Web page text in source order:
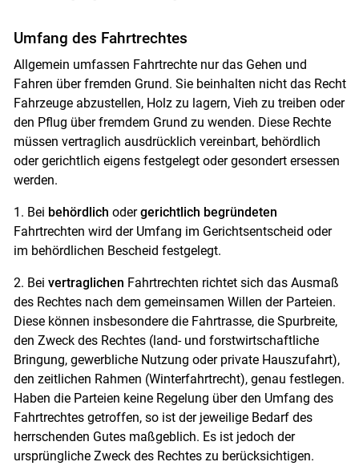
Umfang des Fahrtrechtes
Allgemein umfassen Fahrtrechte nur das Gehen und
Fahren über fremden Grund. Sie beinhalten nicht das Recht
Fahrzeuge abzustellen, Holz zu lagern, Vieh zu treiben oder
den Pflug über fremdem Grund zu wenden. Diese Rechte
müssen vertraglich ausdrücklich vereinbart, behördlich
oder gerichtlich eigens festgelegt oder gesondert ersessen
werden.
1. Bei behördlich odergerichtlich begründeten
Fahrtrechten wird der Umfang im Gerichtsentscheid oder
im behördlichen Bescheid festgelegt.
2. Bei vertraglichen Fahrtrechten richtet sich das Ausmaß
des Rechtes nach dem gemeinsamen Willen der Parteien.
Diese können insbesondere die Fahrtrasse, die Spurbreite,
den Zweck des Rechtes (land- und forstwirtschaftliche
Bringung, gewerbliche Nutzung oder private Hauszufahrt),
den zeitlichen Rahmen (Winterfahrtrecht), genau festlegen.
Haben die Parteien keine Regelung über den Umfang des
Fahrtrechtes getroffen, so ist der jeweilige Bedarf des
herrschenden Gutes maßgeblich. Es ist jedoch der
ursprüngliche Zweck des Rechtes zu berücksichtigen.